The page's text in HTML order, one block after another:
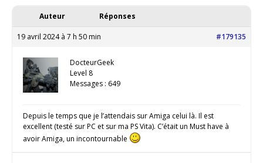
Auteur Réponses
19 avril 2024 à 7 h 50 min #179135
DocteurGeek
Level 8
Messages : 649
Depuis le temps que je l’attendais sur Amiga celui là. Il est
excellent (testé sur PC et sur ma PS Vita). C’était un Must have à
avoir Amiga, un incontournable